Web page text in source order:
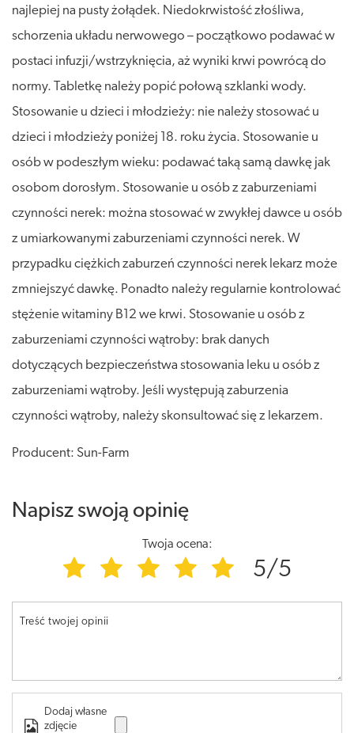
najlepiej na pusty żołądek. Niedokrwistość złośliwa,
schorzenia układu nerwowego – początkowo podawać w
postaci infuzji/wstrzyknięcia, aż wyniki krwi powrócą do
normy. Tabletkę należy popić połową szklanki wody.
Stosowanie u dzieci i młodzieży: nie należy stosować u
dzieci i młodzieży poniżej 18. roku życia. Stosowanie u
osób w podeszłym wieku: podawać taką samą dawkę jak
osobom dorosłym. Stosowanie u osób z zaburzeniami
czynności nerek: można stosować w zwykłej dawce u osób
z umiarkowanymi zaburzeniami czynności nerek. W
przypadku ciężkich zaburzeń czynności nerek lekarz może
zmniejszyć dawkę. Ponadto należy regularnie kontrolować
stężenie witaminy B12 we krwi. Stosowanie u osób z
zaburzeniami czynności wątroby: brak danych
dotyczących bezpieczeństwa stosowania leku u osób z
zaburzeniami wątroby. Jeśli występują zaburzenia
czynności wątroby, należy skonsultować się z lekarzem.
Producent: Sun-Farm
Napisz swoją opinię
Twoja ocena:
5/5
Treść twojej opinii
Dodaj własne
zdjęcie